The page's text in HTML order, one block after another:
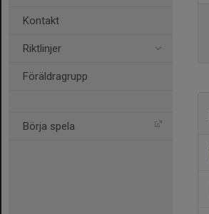
Kontakt
Riktlinjer
Föräldragrupp
Börja spela